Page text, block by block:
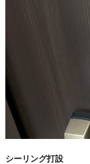
シーリング打設